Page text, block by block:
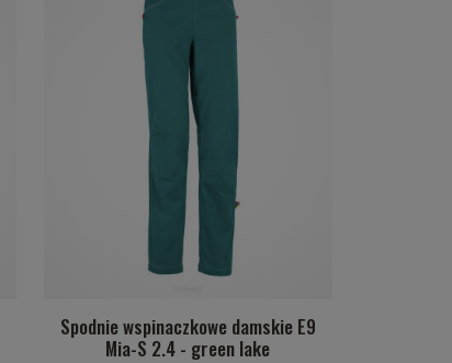
Spodnie wspinaczkowe damskie E9
Mia-S 2.4 - green lake